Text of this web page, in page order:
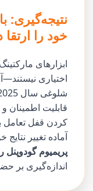
نتیجه‌گیری:
خود را ارتقا
ابزارهای
اختیاری
قابلیت اطمینان
کردن قفل تعامل
آماده تغییر
پریمیوم گودوپنل
اندازه‌گیری بر